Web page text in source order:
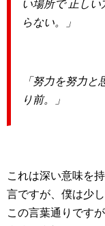
い場所で 正し
らない。」
「努力を努力
り前。」
これは深い意味を
言ですが、僕は少
この言葉通りです